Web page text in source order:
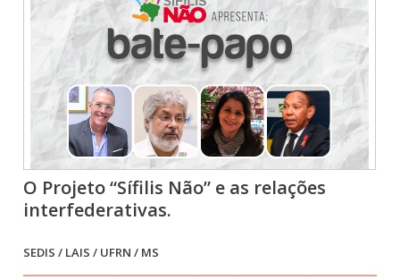
O Projeto “Sífilis Não” e as relações
interfederativas.
SEDIS / LAIS / UFRN / MS